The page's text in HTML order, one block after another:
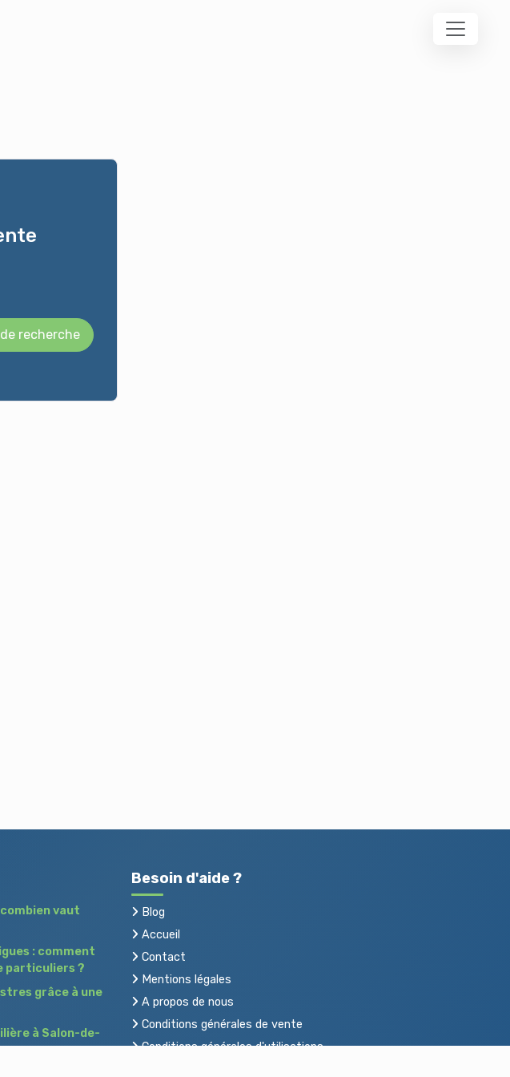
recherche
vaut
: comment
particuliers ?
grâce à une
à Salon-de-
sans agence
Besoin d'aide ?
Blog
Accueil
Contact
Mentions légales
A propos de nous
Conditions générales de vente
Conditions générales d'utilisations